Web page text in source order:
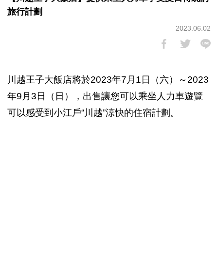
旅行計劃
2023.06.02
川越王子大飯店將於2023年7月1日（六）～2023
年9月3日（日），出售讓您可以乘坐人力車遊覽
可以感受到小江戶“川越”涼快的住宿計劃。